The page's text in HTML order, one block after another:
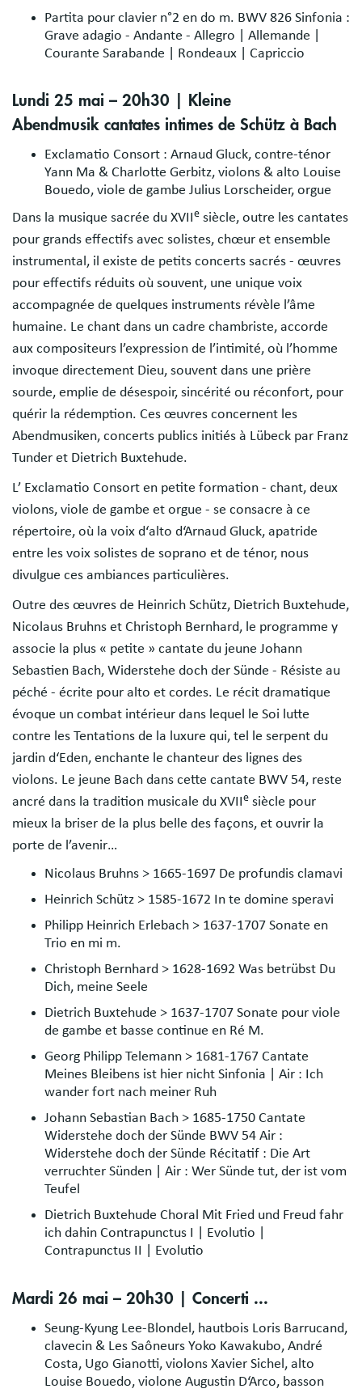
Partita pour clavier n°2 en do m. BWV 826 Sinfonia :
Grave adagio - Andante - Allegro | Allemande |
Courante Sarabande | Rondeaux | Capriccio
Lundi 25 mai – 20h30 | Kleine
Abendmusik cantates intimes de Schütz à Bach
Exclamatio Consort : Arnaud Gluck, contre-ténor
Yann Ma & Charlotte Gerbitz, violons & alto Louise
Bouedo, viole de gambe Julius Lorscheider, orgue
Dans la musique sacrée du XVII
e siècle, outre les cantates
pour grands effectifs avec solistes, chœur et ensemble
instrumental, il existe de petits concerts sacrés - œuvres
pour effectifs réduits où souvent, une unique voix
accompagnée de quelques instruments révèle l’âme
humaine. Le chant dans un cadre chambriste, accorde
aux compositeurs l’expression de l’intimité, où l’homme
invoque directement Dieu, souvent dans une prière
sourde, emplie de désespoir, sincérité ou réconfort, pour
quérir la rédemption. Ces œuvres concernent les
Abendmusiken, concerts publics initiés à Lübeck par Franz
Tunder et Dietrich Buxtehude.
L’ Exclamatio Consort en petite formation - chant, deux
violons, viole de gambe et orgue - se consacre à ce
répertoire, où la voix d‘alto d‘Arnaud Gluck, apatride
entre les voix solistes de soprano et de ténor, nous
divulgue ces ambiances particulières.
Outre des œuvres de Heinrich Schütz, Dietrich Buxtehude,
Nicolaus Bruhns et Christoph Bernhard, le programme y
associe la plus « petite » cantate du jeune Johann
Sebastien Bach, Widerstehe doch der Sünde - Résiste au
péché - écrite pour alto et cordes. Le récit dramatique
évoque un combat intérieur dans lequel le Soi lutte
contre les Tentations de la luxure qui, tel le serpent du
jardin d‘Eden, enchante le chanteur des lignes des
violons. Le jeune Bach dans cette cantate BWV 54, reste
ancré dans la tradition musicale du XVII
e siècle pour
mieux la briser de la plus belle des façons, et ouvrir la
porte de l’avenir…
Nicolaus Bruhns > 1665-1697 De profundis clamavi
Heinrich Schütz > 1585-1672 In te domine speravi
Philipp Heinrich Erlebach > 1637-1707 Sonate en
Trio en mi m.
Christoph Bernhard > 1628-1692 Was betrübst Du
Dich, meine Seele
Dietrich Buxtehude > 1637-1707 Sonate pour viole
de gambe et basse continue en Ré M.
Georg Philipp Telemann > 1681-1767 Cantate
Meines Bleibens ist hier nicht Sinfonia | Air : Ich
wander fort nach meiner Ruh
Johann Sebastian Bach > 1685-1750 Cantate
Widerstehe doch der Sünde BWV 54 Air :
Widerstehe doch der Sünde Récitatif : Die Art
verruchter Sünden | Air : Wer Sünde tut, der ist vom
Teufel
Dietrich Buxtehude Choral Mit Fried und Freud fahr
ich dahin Contrapunctus I | Evolutio |
Contrapunctus II | Evolutio
Mardi 26 mai – 20h30 | Concerti ...
Seung-Kyung Lee-Blondel, hautbois Loris Barrucand,
clavecin & Les Saôneurs Yoko Kawakubo, André
Costa, Ugo Gianotti, violons Xavier Sichel, alto
Louise Bouedo, violone Augustin D‘Arco, basson